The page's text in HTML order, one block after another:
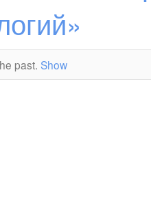
past. Show